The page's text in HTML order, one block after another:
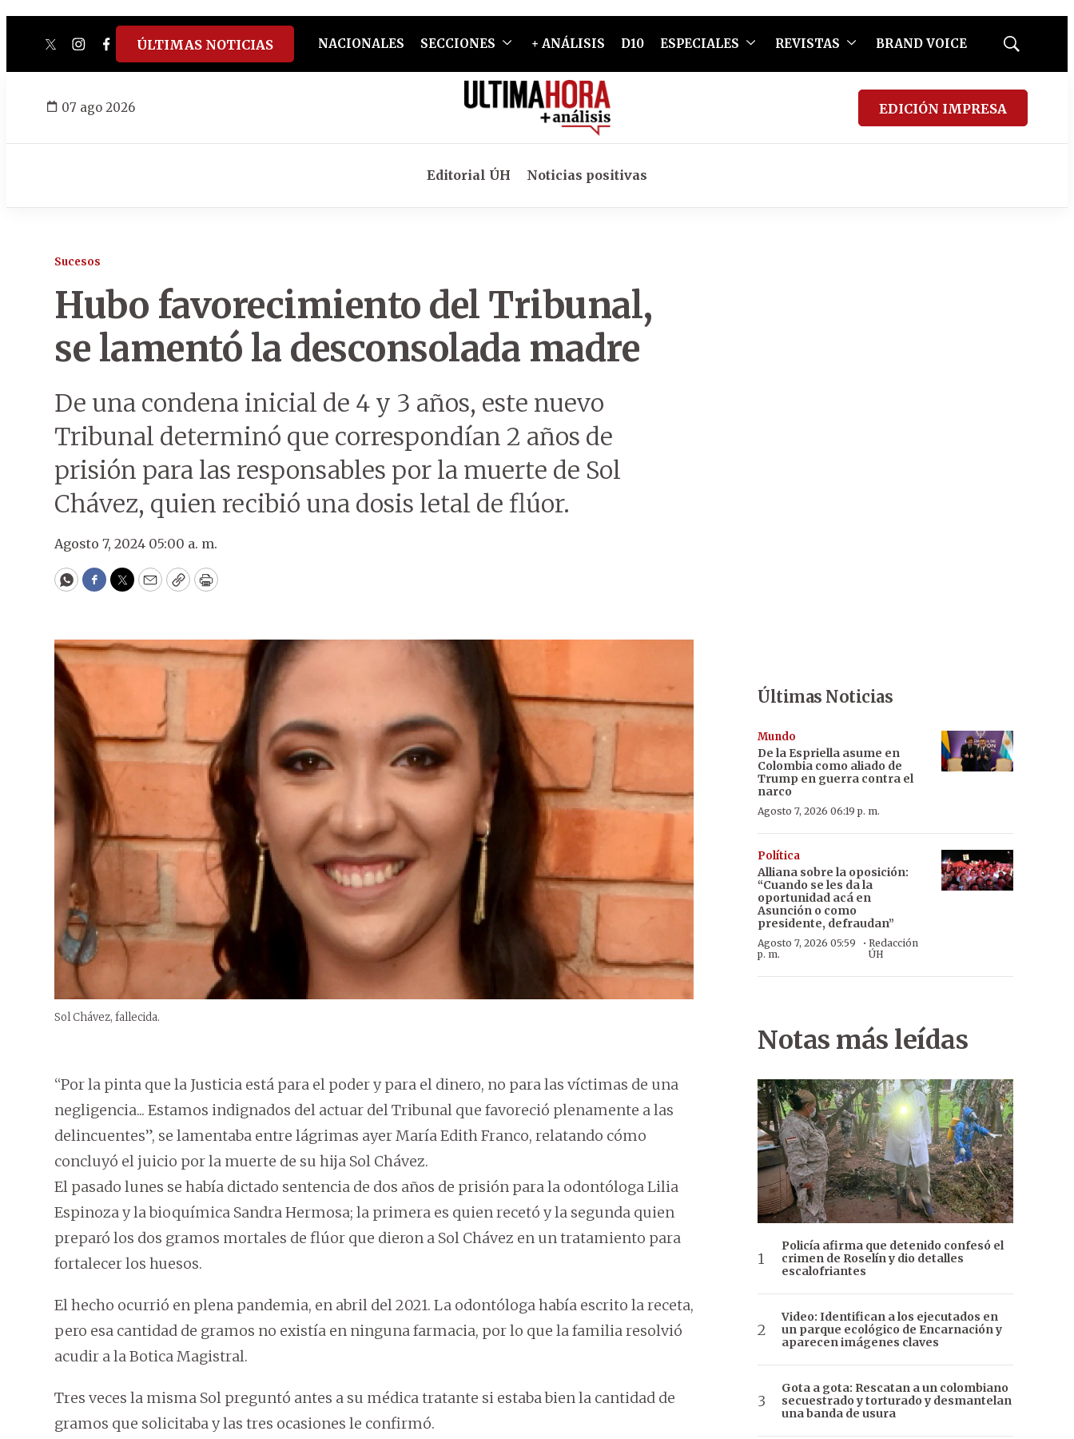
twitterinstagram
facebook
tiktokyoutube
spotify
ÚLTIMAS NOTICIAS NACIONALES SECCIONES + ANÁLISIS D10 ESPECIALES REVISTAS BRAND VOICE
Mostrar
07 ago 2026 EDICIÓN IMPRESA
Editorial ÚH Noticias positivas
Sucesos
Hubo favorecimiento del Tribunal,
se lamentó la desconsolada madre
De una condena inicial de 4 y 3 años, este nuevo
Tribunal determinó que correspondían 2 años de
prisión para las responsables por la muerte de Sol
Chávez, quien recibió una dosis letal de flúor.
Agosto 7, 2024 05:00 a. m.
WhatsApp
Facebook
Twitter
EmailCopyPrint
Sol Chávez, fallecida.
“Por la pinta que la Justicia está para el poder y para el dinero, no para las víctimas de una
negligencia... Estamos indignados del actuar del Tribunal que favoreció plenamente a las
delincuentes”, se lamentaba entre lágrimas ayer María Edith Franco, relatando cómo
concluyó el juicio por la muerte de su hija Sol Chávez.
El pasado lunes se había dictado sentencia de dos años de prisión para la odontóloga Lilia
Espinoza y la bioquímica Sandra Hermosa; la primera es quien recetó y la segunda quien
preparó los dos gramos mortales de flúor que dieron a Sol Chávez en un tratamiento para
fortalecer los huesos.
El hecho ocurrió en plena pandemia, en abril del 2021. La odontóloga había escrito la receta,
pero esa cantidad de gramos no existía en ninguna farmacia, por lo que la familia resolvió
acudir a la Botica Magistral.
Tres veces la misma Sol preguntó antes a su médica tratante si estaba bien la cantidad de
gramos que solicitaba y las tres ocasiones le confirmó.
Últimas Noticias
Mundo
De la Espriella asume en
Colombia como aliado de
Trump en guerra contra el
narco
Agosto 7, 2026 06:19 p. m.
Política
Alliana sobre la oposición:
“Cuando se les da la
oportunidad acá en
Asunción o como
presidente, defraudan”
Agosto 7, 2026 05:59
p. m.
·Redacción
ÚH
Notas más leídas
Policía afirma que detenido confesó el
crimen de Roselín y dio detalles
escalofriantes
Video: Identifican a los ejecutados en
un parque ecológico de Encarnación y
aparecen imágenes claves
Gota a gota: Rescatan a un colombiano
secuestrado y torturado y desmantelan
una banda de usura